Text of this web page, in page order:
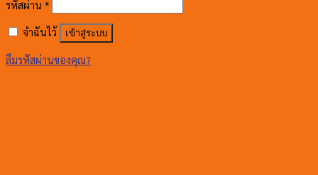
รหัสผ่าน *
จำฉันไว้ เข้าสู่ระบบ
ลืมรหัสผ่านของคุณ?